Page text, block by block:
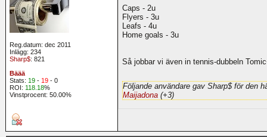
Reg.datum: dec 2011
Inlägg: 234
Sharp$: 821
Bäää
Stats: 19 - 19 - 0
ROI: 118.18%
Vinstprocent: 50.00%
Caps - 2u
Flyers - 3u
Leafs - 4u
Home goals - 3u
Så jobbar vi även in tennis-dubbeln
Följande användare gav Sharp$ för den
Maijadona (+3)